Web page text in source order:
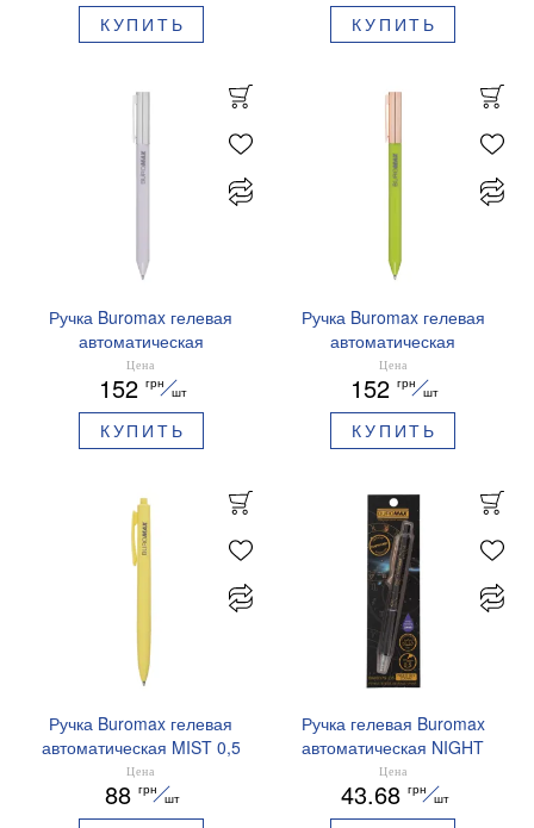
КУПИТЬ КУПИТЬ
Ручка Buromax гелевая
автоматическая
PRESTIGE SILVER 0,5 мм
синие чернила BM.83102
Цена
152 грн
шт
КУПИТЬ
Ручка Buromax гелевая
автоматическая
PRESTIGE GOLD 0,5 мм
синие чернила BM.83101
Цена
152 грн
шт
КУПИТЬ
Ручка Buromax гелевая
автоматическая MIST 0,5
мм синие чернила
BM.83103
Цена
88 грн
шт
Ручка гелевая Buromax
автоматическая NIGHT
SKY ZODIAC 0.5 мм
ароматизированный грипп
синие чернила BM.8379-
Цена
43.68 грн
шт